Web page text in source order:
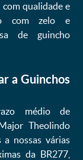
qualidade e
com zelo e
de guincho
a Guinchos
médio de
Theolindo
a nossas várias
da BR277,